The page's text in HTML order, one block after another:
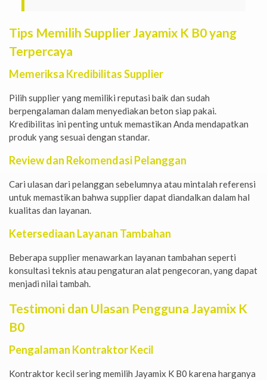
Tips Memilih Supplier Jayamix K B0 yang
Terpercaya
Memeriksa Kredibilitas Supplier
Pilih supplier yang memiliki reputasi baik dan sudah
berpengalaman dalam menyediakan beton siap pakai.
Kredibilitas ini penting untuk memastikan Anda mendapatkan
produk yang sesuai dengan standar.
Review dan Rekomendasi Pelanggan
Cari ulasan dari pelanggan sebelumnya atau mintalah referensi
untuk memastikan bahwa supplier dapat diandalkan dalam hal
kualitas dan layanan.
Ketersediaan Layanan Tambahan
Beberapa supplier menawarkan layanan tambahan seperti
konsultasi teknis atau pengaturan alat pengecoran, yang dapat
menjadi nilai tambah.
Testimoni dan Ulasan Pengguna Jayamix K
B0
Pengalaman Kontraktor Kecil
Kontraktor kecil sering memilih Jayamix K B0 karena harganya